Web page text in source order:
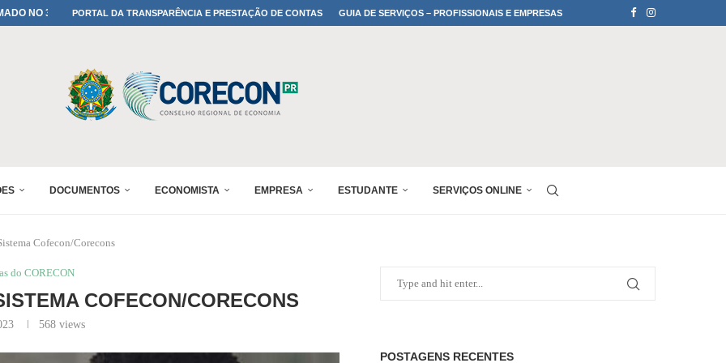
A TODOS OS PAIS!PORTAL DA TRANSPARÊNCIA E PRESTAÇÃO DE CONTAS GUIA DE SERVIÇOS – PROFISSIONAIS E EMPRESAS
DOCUMENTOS ECONOMISTA EMPRESA ESTUDANTE SERVIÇOS ONLINE
Cofecon/Corecons
do CORECON
COFECON/CORECONS
568views
POSTAGENS RECENTES